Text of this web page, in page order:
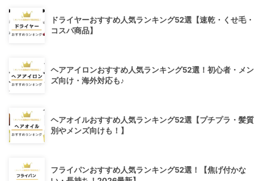
ドライヤーおすすめ人気ランキング52選【速乾・くせ毛・
コスパ商品】
ヘアアイロンおすすめ人気ランキング52選！初心者・メン
ズ向け・海外対応も♪
ヘアオイルおすすめ人気ランキング52選【プチプラ・髪質
別やメンズ向けも！】
フライパンおすすめ人気ランキング52選！【焦げ付かな